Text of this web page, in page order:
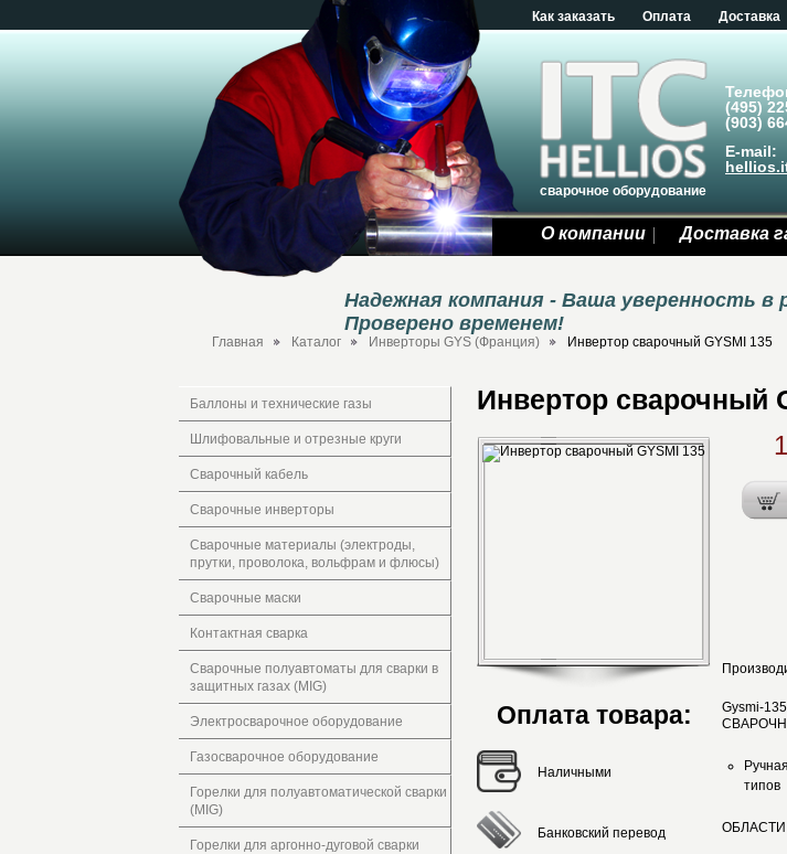
Как заказать Оплата Доставка
сварочное оборудование
(495)
(903)
E-mail:
О компании Доставка
Надежная компания - Ваша уверенность в
Проверено временем!
Главная Каталог Инверторы GYS (Франция) Инвертор сварочный GYSMI 135
Баллоны и технические газы
Шлифовальные и отрезные круги
Сварочный кабель
Сварочные инверторы
Сварочные материалы (электроды,
прутки, проволока, вольфрам и флюсы)
Сварочные маски
Контактная сварка
Сварочные полуавтоматы для сварки в
защитных газах (MIG)
Электросварочное оборудование
Газосварочное оборудование
Горелки для полуавтоматической сварки
(MIG)
Горелки для аргонно-дуговой сварки
Инвертор сварочный
Оплата товара:
Наличными
Банковский перевод
Gysmi-
типов